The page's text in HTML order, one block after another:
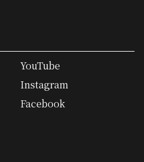
YouTube
Instagram
Facebook